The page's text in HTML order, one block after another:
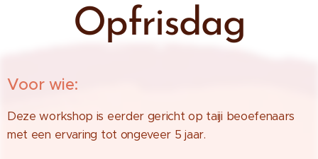
Opfrisdag
Voor wie:
Deze workshop is eerder gericht op taiji beoefenaars
met een ervaring tot ongeveer 5 jaar.